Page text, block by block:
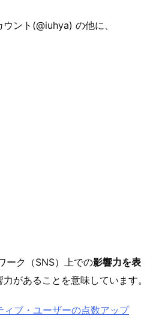
ント(@iuhya) の他に、
ーク（SNS）上での影響力を表
があることを意味しています。
ブ・ユーザーの点数アップ